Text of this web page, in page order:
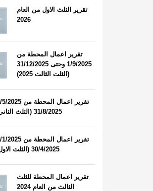
تقرير الثلث الاول من العام
2026
تقرير اعمال المحطة من
1/9/2025 وحتى 31/12/2025
(الثلث الثالث 2025)
31/8/2025 (الثلث الثاني 2025)
30/4/2025 (الثلث الاول 2025)
تقرير اعمال المحطة للثلث
الثالث من العام 2024